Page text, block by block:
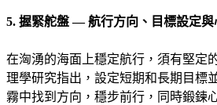
5. 握緊舵盤 — 航行方向、目標設定與
在洶湧的海面上穩定航行，須有堅
理學研究指出，設定短期和長期目標
霧中找到方向，穩步前行，同時鍛鍊